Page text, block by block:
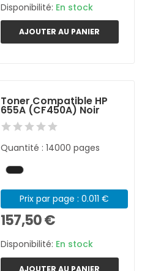
Disponibilité: En stock
AJOUTER AU PANIER
Toner Compatible HP
655A (CF450A) Noir
Quantité : 14000 pages
Prix par page : 0.011 €
157,50 €
Disponibilité: En stock
AJOUTER AU PANIER